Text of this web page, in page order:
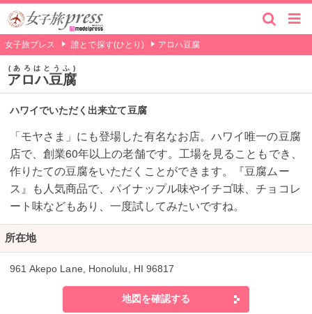
女子旅プレス 誰とで探す(ひとり) アロハ豆腐
アロハ豆腐
あろはとうふ
ハワイでいただく出来立て豆腐
「モヤさま」にも登場した有名なお店。ハワイ唯一の豆腐
店で、創業60年以上の老舗です。工場を見ることもでき、
作りたての豆腐をいただくことができます。『豆腐ムー
ス』も人気商品で、パイナップル味やイチゴ味、チョコレ
ート味などもあり、一度試してみたいですね。
所在地
961 Akepo Lane, Honolulu, HI 96817
地図を確認する